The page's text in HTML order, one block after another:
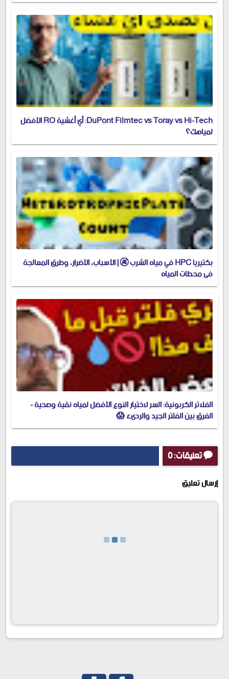
DuPont Filmtec vs Toray vs Hi-Tech: أي أغشية RO الأفضل
لمياهك؟
بكتيريا HPC في مياه الشرب 🚱 | الأسباب، الأضرار، وطرق المعالجة
في محطات المياه
الفلاتر الكربونية: السر لاختيار النوع الأفضل لمياه نقية وصحية -
الفرق بين الفلتر الجيد والرديء 😱
تعليقات: 0
إرسال تعليق